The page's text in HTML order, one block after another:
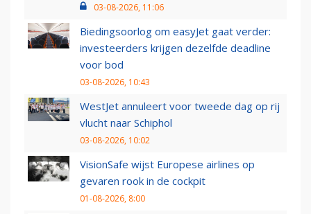
03-08-2026, 11:06
Biedingsoorlog om easyJet gaat verder:
investeerders krijgen dezelfde deadline
voor bod
03-08-2026, 10:43
WestJet annuleert voor tweede dag op rij
vlucht naar Schiphol
03-08-2026, 10:02
VisionSafe wijst Europese airlines op
gevaren rook in de cockpit
01-08-2026, 8:00